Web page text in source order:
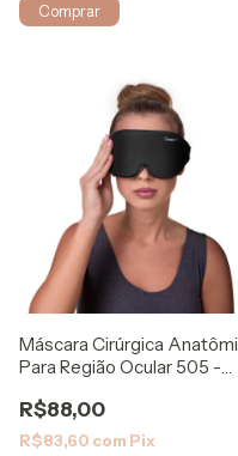
Máscara Cirúrgica
Para Região Ocular 505 -
R$88,00
R$83,60 com Pix